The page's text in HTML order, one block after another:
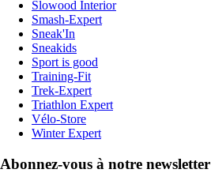
Slowood Interior
Smash-Expert
Sneak'In
Sneakids
Sport is good
Training-Fit
Trek-Expert
Triathlon Expert
Vélo-Store
Winter Expert
Abonnez-vous à notre newsletter